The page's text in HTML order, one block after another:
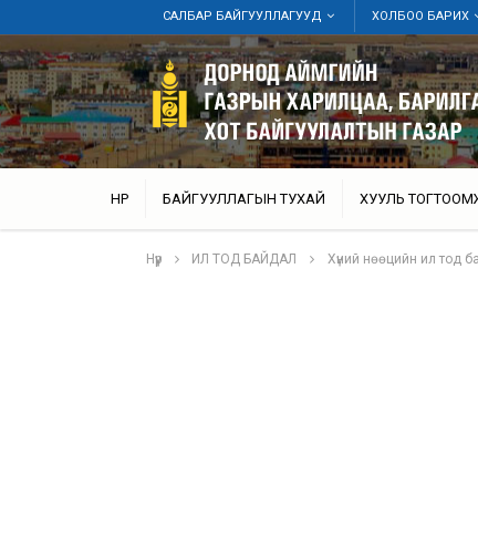
САЛБАР БАЙГУУЛЛАГУУД ХОЛБОО БАРИХ
НҮҮР БАЙГУУЛЛАГЫН ТУХАЙ ХУУЛЬ
Нүүр ИЛ ТОД БАЙДАЛ Хүний нөөцийн ил тод